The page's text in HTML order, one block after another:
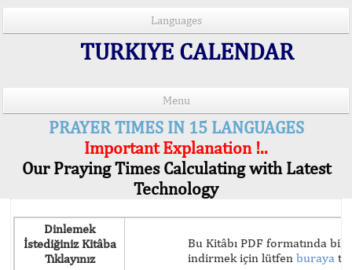
Languages
TURKIYE CALENDAR
Menu
PRAYER TIMES IN 15 LANGUAGES
Important Explanation !..
Our Praying Times Calculating with Latest
Technology
Dinlemek
İstediğiniz Kitâba
Tıklayınız
Bu Kitâbı PDF formatında
indirmek için lütfen buraya